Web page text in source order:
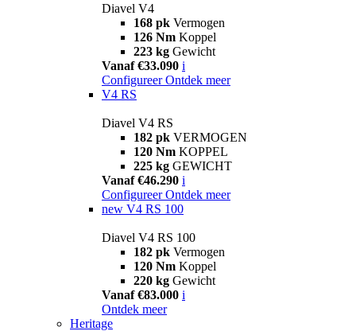
Diavel V4
168 pk Vermogen
126 Nm Koppel
223 kg Gewicht
Vanaf €33.090 i
Configureer Ontdek meer
V4 RS
Diavel V4 RS
182 pk VERMOGEN
120 Nm KOPPEL
225 kg GEWICHT
Vanaf €46.290 i
Configureer Ontdek meer
new V4 RS 100
Diavel V4 RS 100
182 pk Vermogen
120 Nm Koppel
220 kg Gewicht
Vanaf €83.000 i
Ontdek meer
Heritage